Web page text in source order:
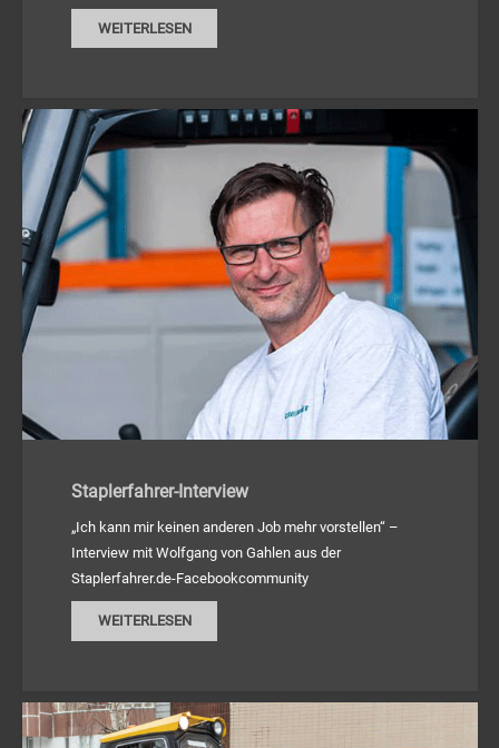
WEITERLESEN
Staplerfahrer-Interview
„Ich kann mir keinen anderen Job mehr vorstellen“ –
Interview mit Wolfgang von Gahlen aus der
Staplerfahrer.de-Facebookcommunity
WEITERLESEN